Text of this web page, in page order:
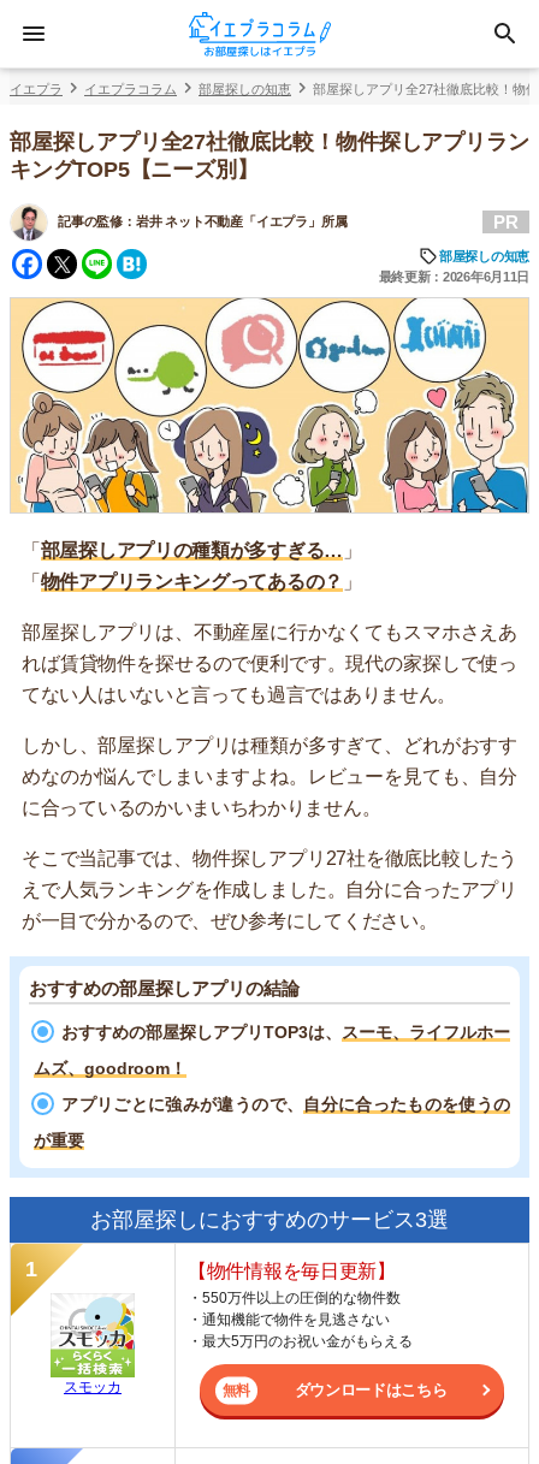
イエプラ イエプラコラム 部屋探しの知恵 部屋探しアプリ全27社徹底比較！物
部屋探しアプリ全27社徹底比較！物件探しアプリラン
キングTOP5【ニーズ別】
記事の監修： 岩井 ネット不動産「イエプラ」所属
Facebook
Twitter
Line
PR
部屋探しの知恵
最終更新：2026年6月11日
「 部屋探しアプリの種類が多すぎる… 」
「 物件アプリランキングってあるの？ 」
部屋探しアプリは、不動産屋に行かなくてもスマホさえあ
れば賃貸物件を探せるので便利です。現代の家探しで使っ
てない人はいないと言っても過言ではありません。
しかし、部屋探しアプリは種類が多すぎて、どれがおすす
めなのか悩んでしまいますよね。レビューを見ても、自分
に合っているのかいまいちわかりません。
そこで当記事では、物件探しアプリ27社を徹底比較したう
えで人気ランキングを作成しました。自分に合ったアプリ
が一目で分かるので、ぜひ参考にしてください。
おすすめの部屋探しアプリの結論
おすすめの部屋探しアプリTOP3は、
スーモ、ライフルホー
ムズ、goodroom！
アプリごとに強みが違うので、
自分に合ったものを使うの
が重要
お部屋探しにおすすめのサービス3選
スモッカ
【物件情報を毎日更新】
・550万件以上の圧倒的な物件数
・通知機能で物件を見逃さない
・最大5万円のお祝い金がもらえる
ダウンロードはこちら